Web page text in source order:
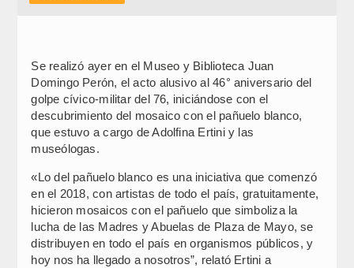
Se realizó ayer en el Museo y Biblioteca Juan
Domingo Perón, el acto alusivo al 46° aniversario del
golpe cívico-militar del 76, iniciándose con el
descubrimiento del mosaico con el pañuelo blanco,
que estuvo a cargo de Adolfina Ertini y las
museólogas.
«Lo del pañuelo blanco es una iniciativa que comenzó
en el 2018, con artistas de todo el país, gratuitamente,
hicieron mosaicos con el pañuelo que simboliza la
lucha de las Madres y Abuelas de Plaza de Mayo, se
distribuyen en todo el país en organismos públicos, y
hoy nos ha llegado a nosotros”, relató Ertini a